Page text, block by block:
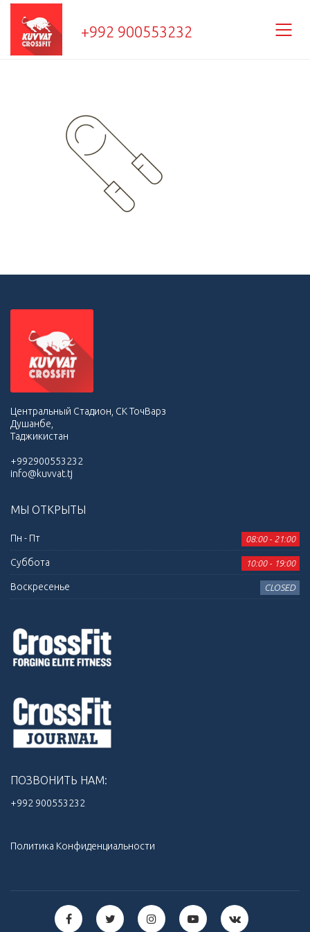
+992 900553232
Центральный Стадион, СК ТочВарз
Душанбе,
Таджикистан
+992900553232
info@kuvvat.tj
МЫ ОТКРЫТЫ
Пн - Пт 08:00 - 21:00
Суббота 10:00 - 19:00
Воскресенье CLOSED
ПОЗВОНИТЬ НАМ:
+992 900553232‬
Политика Конфиденциальности